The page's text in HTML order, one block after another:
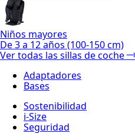
Niños mayores
De 3 a 12 años (100-150 cm)
Ver todas las sillas de coche
Adaptadores
Bases
Sostenibilidad
i-Size
Seguridad